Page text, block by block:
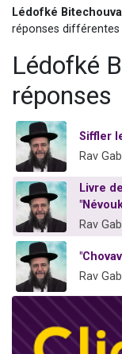
Lédofké Bitechouva
réponses différentes
Lédofké
réponses
Siffler
Rav
Livre
Rav
Rav